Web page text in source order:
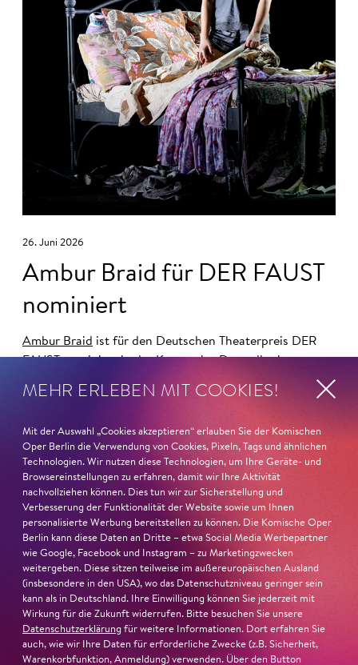
26. Juni 2026
Ambur Braid für DER FAUST
nominiert
Ambur Braid ist für den Deutschen Theaterpreis DER
FAUST nominiert in der Kategorie »Darsteller:in
Katerina Lwowna Ismailowa in Barrie KoskysLady
Publikum in ihren Bann, fordere zum Miterleben und
Mitleiden heraus – niemand im Saal bliebe teilnahmslos
zurück, lobt die Jury Ambur Braids stimmliche Wucht
und ihre starke Bühnenpräsenz:
»In dem überwältigenden Farbenreichtum ihres Spiels
sind Auflehnung und Verletzlichkeit ebenso nachfühlbar
wie die verzweifelte Einsamkeit ihrer Figur.«Jury-
Begründung
MEHR ERLEBEN MIT COOKIES!
Mit der Auswahl „Cookies akzeptieren“ erlauben Sie der Komischen
Oper Berlin die Verwendung von Cookies, Pixeln, Tags und ähnlichen
Technologien. Wir nutzen diese Technologien, um Ihre Geräte- und
Browsereinstellungen zu erfahren, damit wir Ihre Aktivität
nachvollziehen können. Dies tun wir zur Sicherstellung und
Verbesserung der Funktionalität der Website sowie um Ihnen
personalisierte Werbung bereitstellen zu können. Die Komische Oper
Berlin kann diese Daten an Dritte – etwa Social Media Werbepartner
wie Google, Facebook und Instagram – zu Marketingzwecken
weitergeben. Diese sitzen teilweise im außereuropäischen Ausland
(insbesondere in den USA), wo das Datenschutzniveau geringer sein
kann als in Deutschland. Ihre Einwilligung können Sie jederzeit mit
Wirkung für die Zukunft widerrufen. Bitte besuchen Sie unsere
Datenschutzerklärung für weitere Informationen. Dort erfahren Sie
auch, wie wir Ihre Daten für erforderliche Zwecke (z.B. Sicherheit,
Warenkorbfunktion, Anmeldung) verwenden. Über den Button